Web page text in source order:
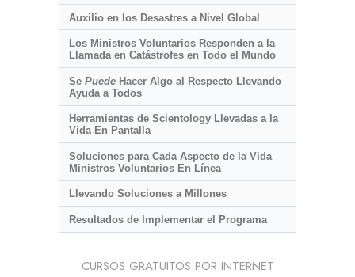
Auxilio en los Desastres a Nivel Global
Los Ministros Voluntarios Responden a la
Llamada en Catástrofes en Todo el Mundo
Se PuedeHacer Algo al Respecto Llevando
Ayuda a Todos
Herramientas de Scientology Llevadas a la
Vida En Pantalla
Soluciones para Cada Aspecto de la Vida
Ministros Voluntarios En Línea
Llevando Soluciones a Millones
Resultados de Implementar el Programa
CURSOS GRATUITOS POR INTERNET